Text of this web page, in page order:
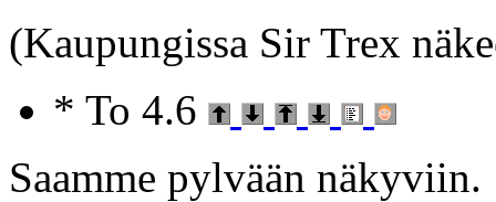
(Kaupungissa Sir Trex
* To 4.6
Saamme pylvään näkyviin.